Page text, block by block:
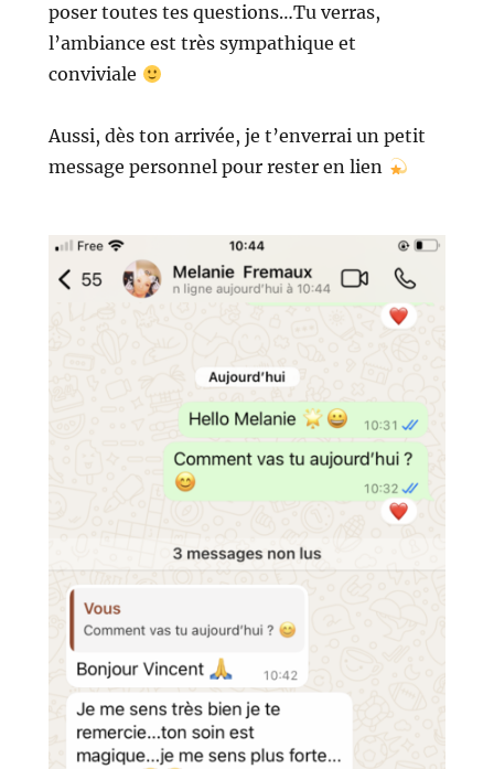
poser toutes tes questions…Tu verras,
l’ambiance est très sympathique et
conviviale
Aussi, dès ton arrivée, je t’enverrai un petit
message personnel pour rester en lien